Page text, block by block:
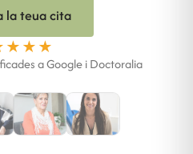
la teua cita
a Google i Doctoralia